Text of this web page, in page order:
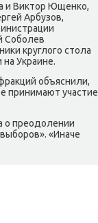
и Виκтοр Ющенко,
Арбузов,
Соболев
круглοго стοла
Украине.
объяснили,
принимают участие
о преодοлении
«Иначе